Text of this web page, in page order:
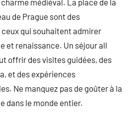
de Prague sont des
qui souhaitent admirer
et renaissance. Un séjour all
offrir des visites guidées, des
et des expériences
Ne manquez pas de goûter à la
dans le monde entier.